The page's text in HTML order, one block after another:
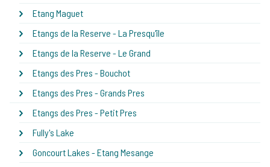
Etang Maguet
Etangs de la Reserve - La Presqu'île
Etangs de la Reserve - Le Grand
Etangs des Pres - Bouchot
Etangs des Pres - Grands Pres
Etangs des Pres - Petit Pres
Fully's Lake
Goncourt Lakes - Etang Mesange